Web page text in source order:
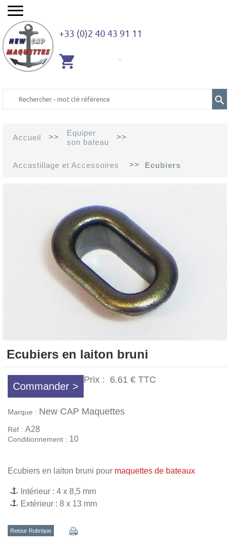
+33 (0)2 40 43 91 11
Accueil >>
Equiper
son bateau
>>
Accastillage et Accessoires >> Ecubiers
Ecubiers en laiton bruni
Commander >
Prix : 6.61 € TTC
Marque : New CAP Maquettes
Réf : A28
Conditionnement : 10
Ecubiers en laiton bruni pour maquettes de bateaux
Intérieur : 4 x 8,5 mm
Extérieur : 8 x 13 mm
Retour Rubrique